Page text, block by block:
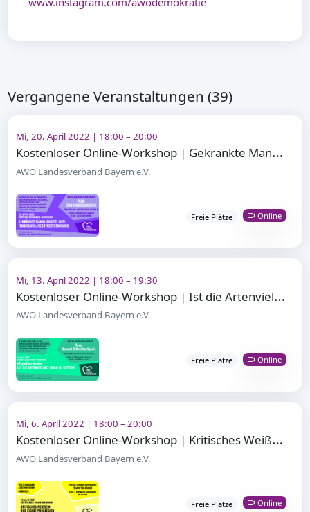
Vergangene Veranstaltungen (39)
Mi, 20. April 2022 | 18:00 – 20:00
K
ostenloser Online-Workshop | Gekränkte Männlichkeit und Rechtsextremismus
AWO Landesverband Bayern e.V.
Freie Plätze Online
Mi, 13. April 2022 | 18:00 – 19:30
K
ostenloser Online-Workshop | Ist die Artenvielfalt noch zu retten?
AWO Landesverband Bayern e.V.
Freie Plätze Online
Mi, 6. April 2022 | 18:00 – 20:00
K
ostenloser Online-Workshop | Kritisches Weißsein und eigene Privilegien
AWO Landesverband Bayern e.V.
Freie Plätze Online